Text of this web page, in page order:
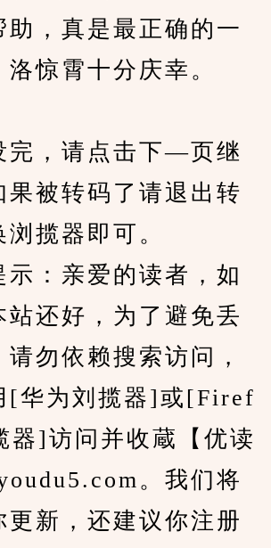
助，真是最正确的一
惊霄十分庆幸。
，请点击下—页继
果被转码了请退出转
揽器即可。
：亲爱的读者，如
站还好，为了避免丢
勿依赖搜索访问，
[华为刘揽器]或[Firef
器]访问并收蔵【优读
。我们将
更新，还建议你注册